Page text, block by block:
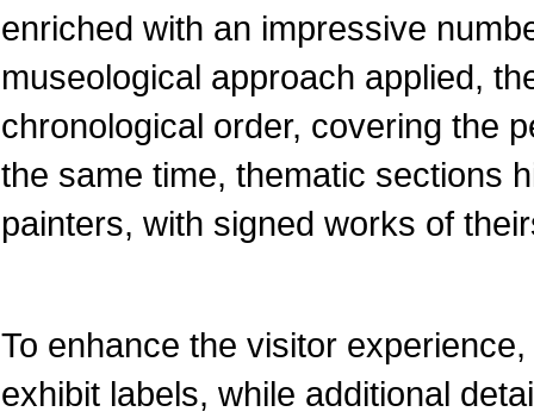
enriched with an impressive
museological approach applied,
chronological order, covering the
the same time, thematic sections
painters, with signed works of
To enhance the visitor
exhibit labels, while additional